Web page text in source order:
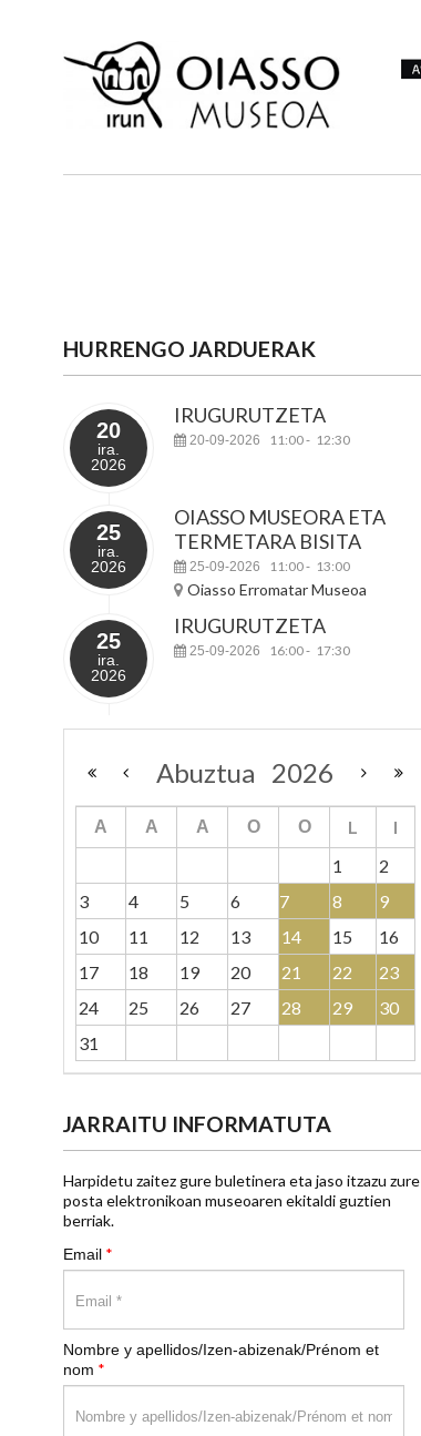
HURRENGO JARDUERAK
20
ira.
2026
IRUGURUTZETA
20-09-2026 11:00- 12:30
25
ira.
2026
OIASSO MUSEORA ETA
TERMETARA BISITA
25-09-2026 11:00- 13:00
Oiasso Erromatar Museoa
25
ira.
2026
IRUGURUTZETA
25-09-2026 16:00- 17:30
Abuztua 2026
A A A O O L
I
1
2
3
4 5 6 7 8
9
10
11 12 13 14 15
16
17
18 19 20 21 22
23
24
25 26 27 28 29
30
31
JARRAITU INFORMATUTA
Harpidetu zaitez gure buletinera eta jaso itzazu zure
posta elektronikoan museoaren ekitaldi guztien
berriak.
Email *
Nombre y apellidos/Izen-abizenak/Prénom et
nom *